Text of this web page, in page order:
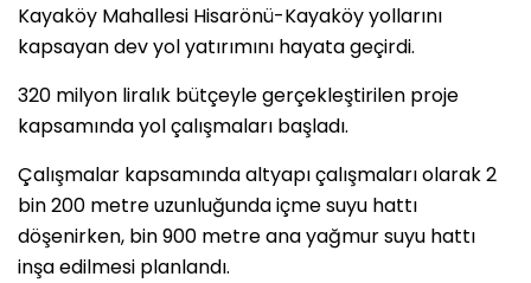
Kayaköy Mahallesi Hisarönü-Kayaköy yollarını
kapsayan dev yol yatırımını hayata geçirdi.
320 milyon liralık bütçeyle gerçekleştirilen proje
kapsamında yol çalışmaları başladı.
Çalışmalar kapsamında altyapı çalışmaları olarak 2
bin 200 metre uzunluğunda içme suyu hattı
döşenirken, bin 900 metre ana yağmur suyu hattı
inşa edilmesi planlandı.